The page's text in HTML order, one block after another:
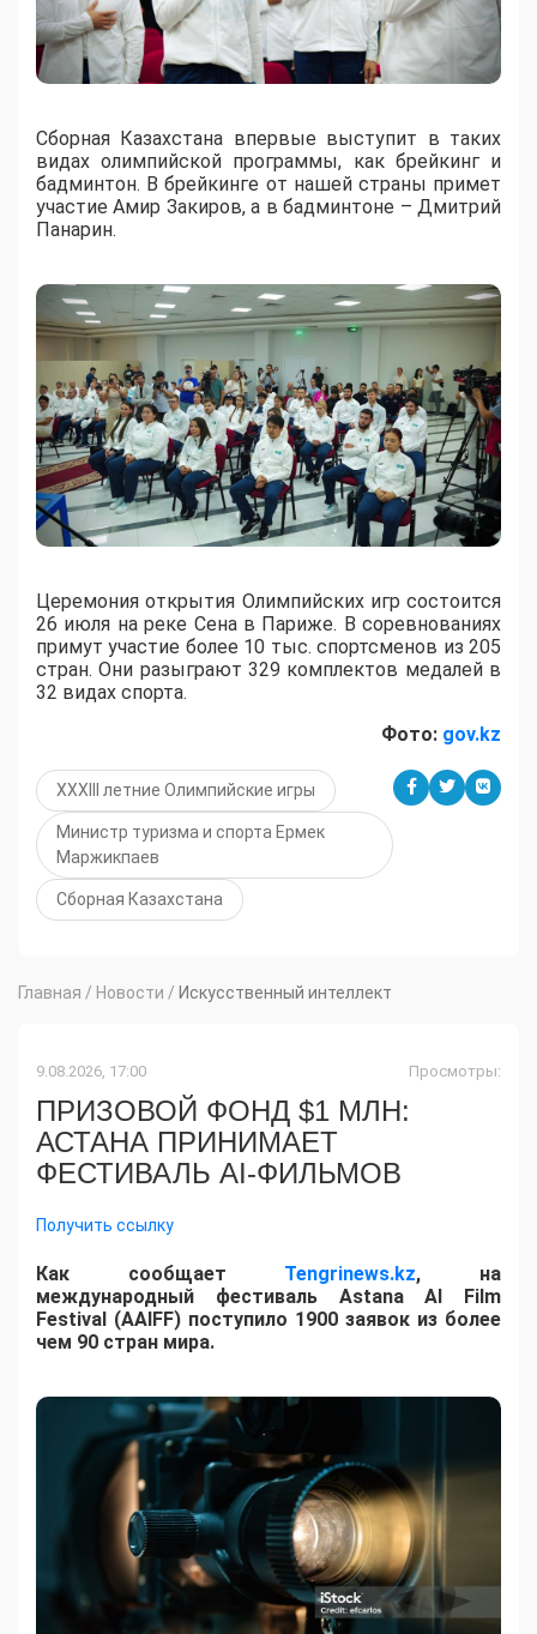
Сборная Казахстана впервые выступит в таких
видах олимпийской программы, как брейкинг и
бадминтон. В брейкинге от нашей страны примет
участие Амир Закиров, а в бадминтоне – Дмитрий
Панарин.
Церемония открытия Олимпийских игр состоится
26 июля на реке Сена в Париже. В соревнованиях
примут участие более 10 тыс. спортсменов из 205
стран. Они разыграют 329 комплектов медалей в
32 видах спорта.
Фото: gov.kz
XXXIII летние Олимпийские игры
Министр туризма и спорта Ермек
Маржикпаев
Сборная Казахстана
Главная / Новости / Искусственный интеллект
9.08.2026, 17:00 Просмотры:
ПРИЗОВОЙ ФОНД $1 МЛН:
АСТАНА ПРИНИМАЕТ
ФЕСТИВАЛЬ AI-ФИЛЬМОВ
Получить ссылку
Как сообщает Tengrinews.kz, на
международный фестиваль Astana AI Film
Festival (AAIFF) поступило 1900 заявок из более
чем 90 стран мира.